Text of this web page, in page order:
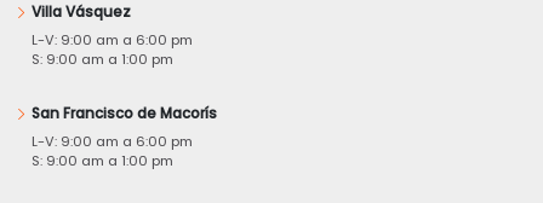
Villa Vásquez
L-V: 9:00 am a 6:00 pm
S: 9:00 am a 1:00 pm
San Francisco de Macorís
L-V: 9:00 am a 6:00 pm
S: 9:00 am a 1:00 pm